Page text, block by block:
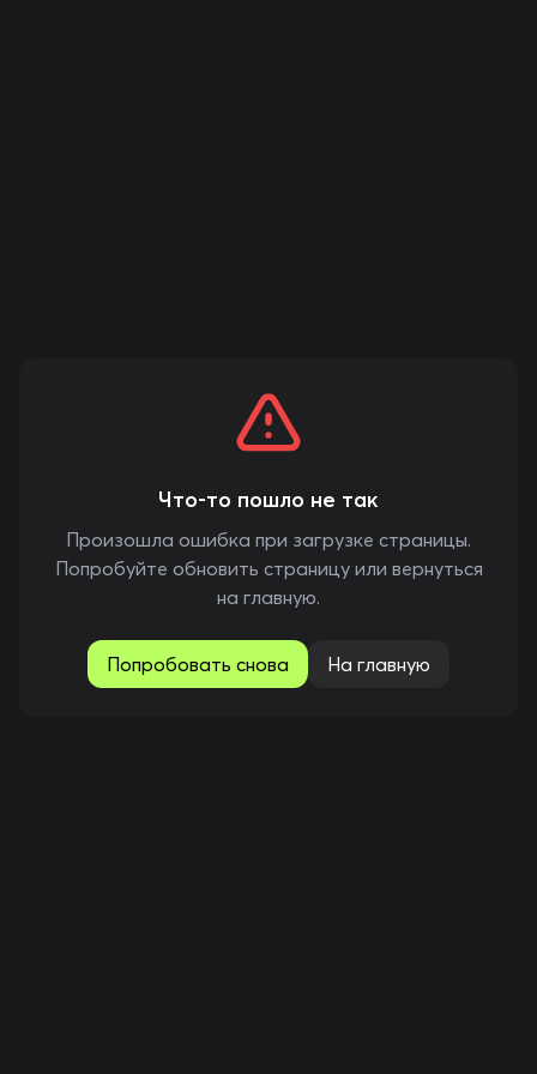
Что-то пошло не так
Произошла ошибка при загрузке страницы.
Попробуйте обновить страницу или вернуться
на главную.
Попробовать снова На главную